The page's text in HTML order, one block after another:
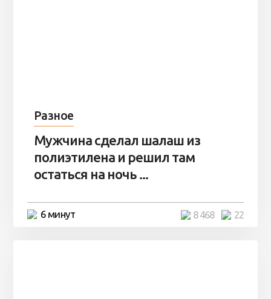
Разное
Мужчина сделал шалаш из
полиэтилена и решил там
остаться на ночь ...
6 минут 22
8 468